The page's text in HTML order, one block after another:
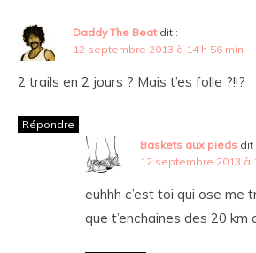
Daddy The Beat dit :
12 septembre 2013 à 14 h 56 min
2 trails en 2 jours ? Mais t’es folle ?!!?
Répondre
Baskets aux pieds dit
12 septembre 2013 à
euhhh c’est toi qui ose me
que t’enchaines des 20 km